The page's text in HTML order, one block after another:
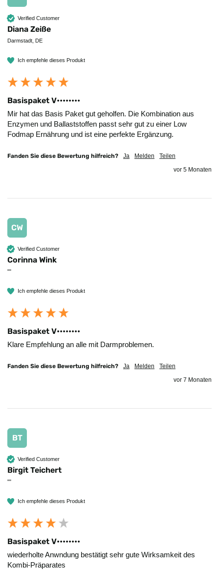
Verified Customer
Diana Zeiße
Darmstadt, DE
Ich empfehle dieses Produkt
Basispaket V••••••••
Mir hat das Basis Paket gut geholfen. Die Kombination aus
Enzymen und Ballaststoffen passt sehr gut zu einer Low
Fodmap Ernährung und ist eine perfekte Ergänzung.
Fanden Sie diese Bewertung hilfreich? Ja Melden
Teilen
vor 5 Monaten
CW
Verified Customer
Corinna Wink
""
Ich empfehle dieses Produkt
Basispaket V••••••••
Klare Empfehlung an alle mit Darmproblemen.
Fanden Sie diese Bewertung hilfreich? Ja Melden
Teilen
vor 7 Monaten
BT
Verified Customer
Birgit Teichert
""
Ich empfehle dieses Produkt
Basispaket V••••••••
wiederholte Anwndung bestätigt sehr gute Wirksamkeit des
Kombi-Präparates